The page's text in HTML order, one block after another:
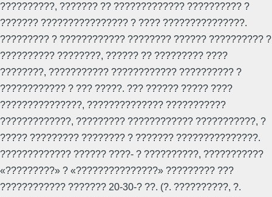
??????????, ??????? ?? ????????????? ?????????? ?
??????? ???????????????? ? ???? ???????????????.
????????? ? ???????????? ???????? ?????? ?????????? ?
?????????? ????????, ?????? ?? ????????? ????
????????, ??????????? ???????????? ?????????? ?
???????????? ? ??? ?????. ??? ?????? ????? ????
???????????????, ?????????????? ???????????
?????????????, ????????? ???????????? ???????????, ?
????? ????????? ???????? ? ??????? ???????????????.
????????????? ?????? ????- ? ??????????, ???????????
«?????????» ? «???????????????» ????????? ???
???????????? ??????? 20-30-? ??. (?. ??????????, ?.